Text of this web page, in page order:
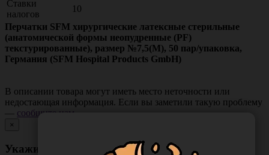
Ставки
налогов
10
Перчатки SFM хирургические латексные стерильные
(анатомической формы неопудренные (PF)
текстурированные), размер №7,5(M), 50 пар/упаковка,
Германия (SFM Hospital Products GmbH)
В описании товара могут иметь место неточности или
недостающая информация. Если вы заметили такую проблему
— сообщите нам
×
Укажите неточность в описании товара